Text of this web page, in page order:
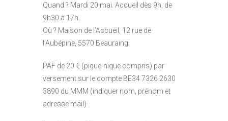
Quand ? Mardi 20 mai. Accueil dès 9h, de
9h30 à 17h.
Où ? Maison de l’Accueil, 12 rue de
l’Aubépine, 5570 Beauraing
PAF de 20 € (pique-nique compris) par
versement sur le compte BE34 7326 2630
3890 du MMM (indiquer nom, prénom et
adresse mail)